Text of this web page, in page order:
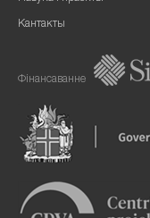
Кантакты
Фінансаванне